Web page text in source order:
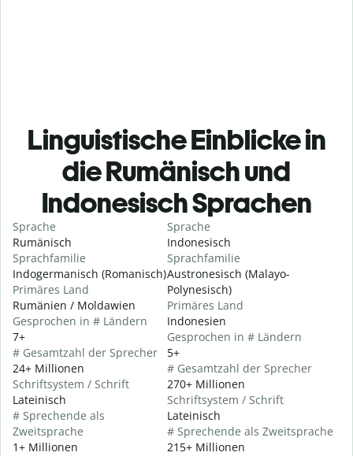
Linguistische Einblicke in
die Rumänisch und
Indonesisch Sprachen
Sprache
Rumänisch
Sprachfamilie
Indogermanisch (Romanisch)
Primäres Land
Rumänien / Moldawien
Gesprochen in # Ländern
7+
# Gesamtzahl der Sprecher
24+ Millionen
Schriftsystem / Schrift
Lateinisch
# Sprechende als
Zweitsprache
1+ Millionen
Sprache
Indonesisch
Sprachfamilie
Austronesisch (Malayo-
Polynesisch)
Primäres Land
Indonesien
Gesprochen in # Ländern
5+
# Gesamtzahl der Sprecher
270+ Millionen
Schriftsystem / Schrift
Lateinisch
# Sprechende als Zweitsprache
215+ Millionen